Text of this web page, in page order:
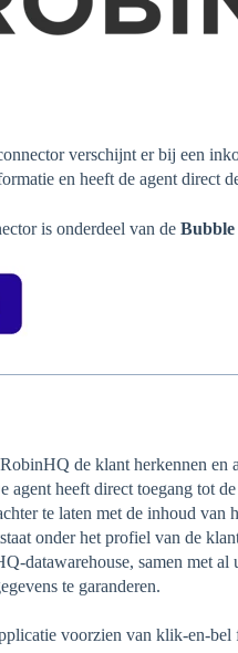
verschijnt er bij een
en heeft de agent direct
is onderdeel van de Bubble
de klant herkennen
agent heeft direct toegang tot
te laten met de inhoud van
onder het profiel van de
datawarehouse, samen met
te garanderen.
voorzien van klik-en-